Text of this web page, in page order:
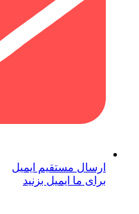
ارسال مستقیم ایمیل
برای ما ایمیل بزنید